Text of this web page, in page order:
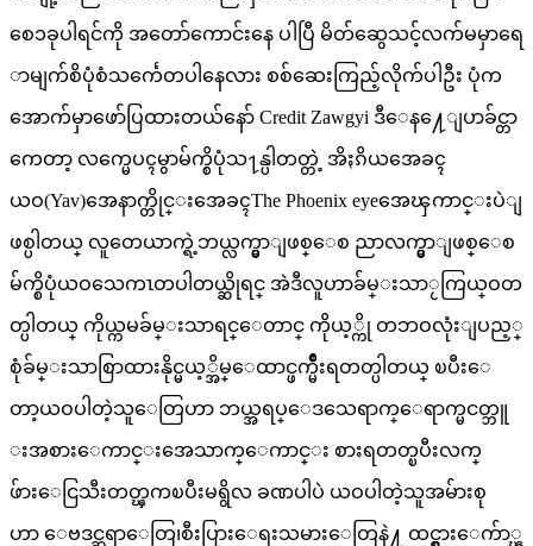
စေ၁ခုပါရင်ကို အတော်ကောင်းနေ ပါပြီ မိတ်ဆွေသင့်လက်မမှာရေ
ာမျက်စိပုံစံသင်္ကေတပါနေလား စစ်ဆေးကြည့်လိုက်ပါဦး ပုံက
အောက်မှာဖော်ပြထားတယ်နော် Credit Zawgyi ဒီေန႔ေျပာခ်င္တာ
ကေတာ့ လက္မေပၚမွာမ်က္စိပုံသ႑န္ပါတတ္တဲ့ အိႏၵိယအေခၚ
ယဝ(Yav)အေနာက္တိုင္းအေခၚThe Phoenix eyeအေၾကာင္းပဲျ
ဖစ္ပါတယ္ လူတေယာက္ရဲ့ဘယ္လက္မွာျဖစ္ေစ ညာလက္မွာျဖစ္ေစ
မ်က္စိပုံယဝသေကၤတပါတယ္ဆိုရင္ အဲဒီလူဟာခ်မ္းသာႂကြယ္ဝတ
တ္ပါတယ္ ကိုယ္ကမခ်မ္းသာရင္ေတာင္ ကိုယ့္ကို တဘဝလုံးျပည့္
စုံခ်မ္းသာစြာထားနိုင္မယ့္အိမ္ေထာင္ဖက္မ်ိဳးရတတ္ပါတယ္ ၿပီးေ
တာ့ယဝပါတဲ့သူေတြဟာ ဘယ္အရပ္ေဒသေရာက္ေရာက္မငတ္ဘူ
းအစားေကာင္းအေသာက္ေကာင္း စားရတတ္ၿပီးလက္
ဖ်ားေငြသီးတတ္ၾကၿပီးမရွိလ ခဏပါပဲ ယဝပါတဲ့သူအမ်ားစု
ဟာ ေဗဒင္ဆရာေတြ၊စီးပြားေရးသမားေတြနဲ႔ ထင္ရွားေက်ာ္ၾ